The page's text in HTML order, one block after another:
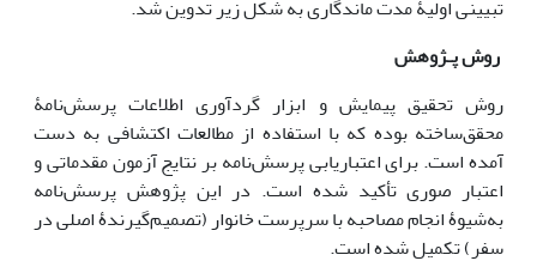
تبیینی اولیۀ مدت ماندگاری به شکل زیر تدوین شد.
روش‏ پـژوهش
روش تحقیق پیمایش و ابزار گردآوری اطلاعات پرسش‌نامۀ
محقق‌ساخته بوده که با استفاده از مطالعات اکتشافی به دست
آمده است. برای اعتباریابی پرسش‌نامه بر نتایج آزمون مقدماتی و
اعتبار صوری تأکید شده است. در این پژوهش پرسش‌نامه
به‌شیوۀ انجام مصاحبه با سرپرست خانوار (تصمیم‌گیرندۀ اصلی در
سفر) تکمیل شده است.